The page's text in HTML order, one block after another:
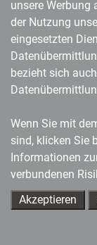
unsere Werbung
der Nutzung
eingesetzten
bezieht sich
Wenn Sie mit
sind, klicken Sie
Informationen
verbundenen
Akzeptieren